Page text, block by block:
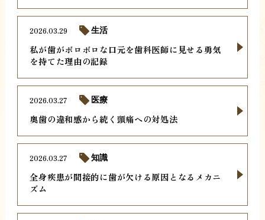
私が歯がボロボロな口元を歯科医師に見せる勇気
を持てた理由の記録
2026.03.29 生活
奥歯の違和感から続く頭痛への対処法
2026.03.27 医療
全身疾患が間接的に歯が欠ける原因となるメカニ
ズム
2026.03.27 知識